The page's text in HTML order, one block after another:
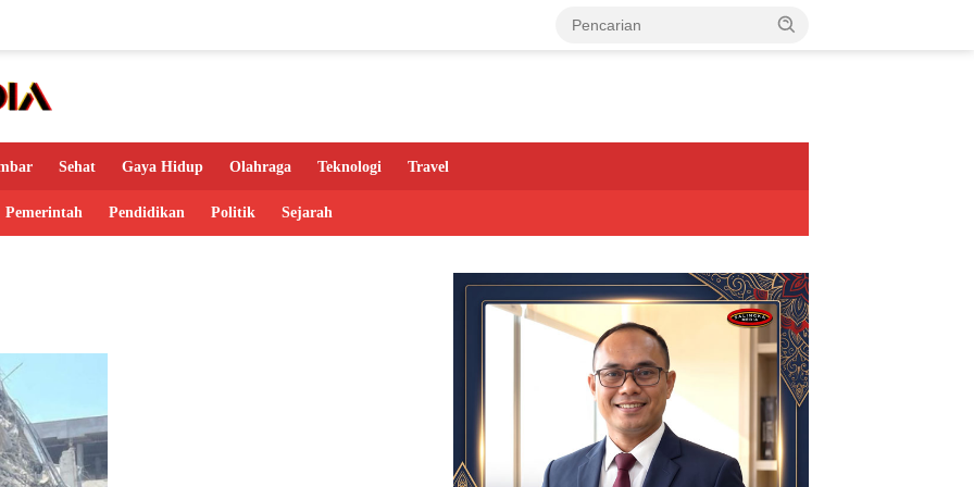
Sehat Gaya Hidup Olahraga Teknologi Travel
Pemerintah Pendidikan Politik Sejarah